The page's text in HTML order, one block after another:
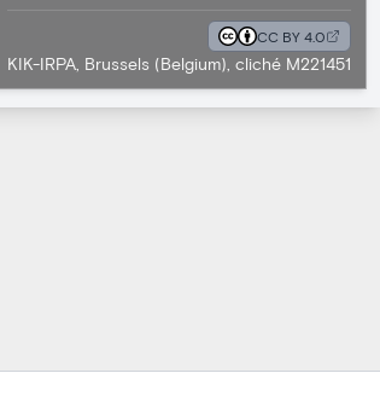
CC BY 4.0
KIK-IRPA, Brussels (Belgium), cliché M221451